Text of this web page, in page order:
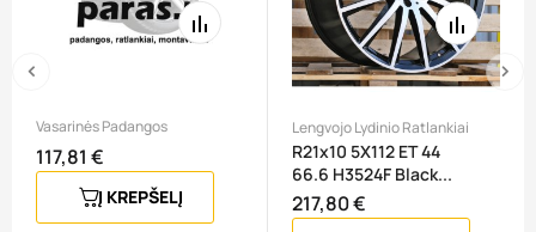
Vasarinės Padangos
Kaina
117,81 €
Į KREPŠELĮ
Lengvojo Lydinio Ratlankiai
R21x10 5X112 ET 44
66.6 H3524F Black...
Kaina
217,80 €